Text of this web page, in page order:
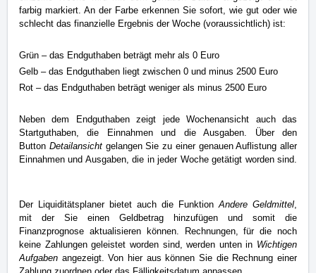
farbig markiert. An der Farbe erkennen Sie sofort, wie gut oder wie
schlecht das finanzielle Ergebnis der Woche (voraussichtlich) ist:
Grün – das Endguthaben beträgt mehr als 0 Euro
Gelb – das Endguthaben liegt zwischen 0 und minus 2500 Euro
Rot – das Endguthaben beträgt weniger als minus 2500 Euro
Neben dem Endguthaben zeigt jede Wochenansicht auch das
Startguthaben, die Einnahmen und die Ausgaben. Über den
Button Detailansicht gelangen Sie zu einer genauen Auflistung aller
Einnahmen und Ausgaben, die in jeder Woche getätigt worden sind.
Der Liquiditätsplaner bietet auch die Funktion Andere Geldmittel,
mit der Sie einen Geldbetrag hinzufügen und somit die
Finanzprognose aktualisieren können. Rechnungen, für die noch
keine Zahlungen geleistet worden sind, werden unten in Wichtigen
Aufgaben angezeigt. Von hier aus können Sie die Rechnung einer